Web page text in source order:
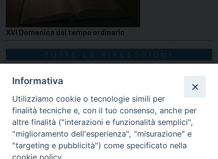
XVI Domenica del tempo ordinario
TUTTE LE RIFLESSIONI
Informativa
Utilizziamo cookie o tecnologie simili per
finalità tecniche e, con il tuo consenso, anche per
altre finalità ("interazioni e funzionalità semplici",
"miglioramento dell'esperienza", "misurazione" e
"targeting e pubblicità") come specificato nella